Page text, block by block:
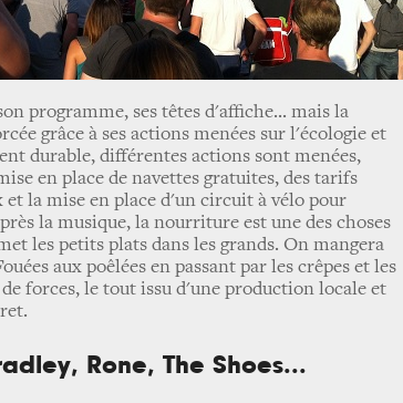
programme, ses têtes d'affiche... mais la
grâce à ses actions menées sur l'écologie et
durable, différentes actions sont menées,
en place de navettes gratuites, des tarifs
la mise en place d'un circuit à vélo pour
la musique, la nourriture est une des choses
les petits plats dans les grands. On mangera
aux poêlées en passant par les crêpes et les
forces, le tout issu d'une production locale et
Rone, The Shoes...